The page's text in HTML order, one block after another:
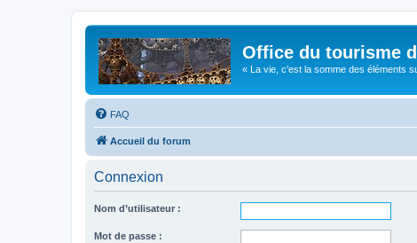
Office du tourisme
« La vie, c'est la somme des éléments
FAQ
Accueil du forum
Connexion
Nom d’utilisateur :
Mot de passe :